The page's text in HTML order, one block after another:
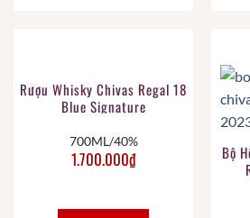
Rượu Whisky Chivas Regal 18
Blue Signature
700ML/40%
1.700.000₫
Bộ